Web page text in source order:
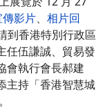
影片、 相片回
到香港特別行政區
任伍謙誠、貿易發
會執行會長郝建
主持「香港智慧城